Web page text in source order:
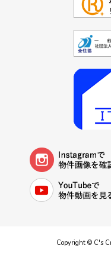
Copyright © C's